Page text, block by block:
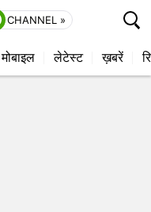
CHANNEL »
मोबाइल लेटेस्ट ख़बरें